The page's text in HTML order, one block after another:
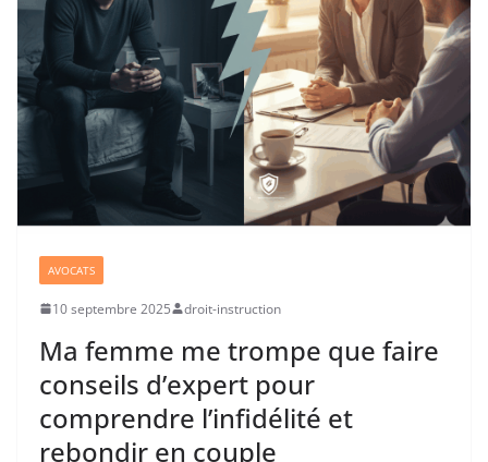
AVOCATS
10 septembre 2025 droit-instruction
Ma femme me trompe que faire
conseils d’expert pour
comprendre l’infidélité et
rebondir en couple